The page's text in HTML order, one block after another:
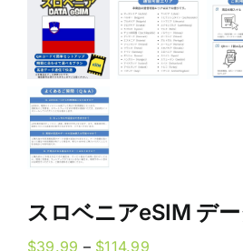
スロベニアeSIM デ
$39.99 – $114.99Price